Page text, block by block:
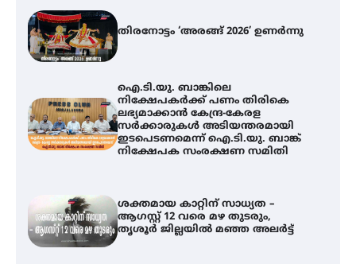
തിരനോട്ടം ‘അരങ്ങ് 2026’ ഉണർന്നു
ഐ.ടി.യു. ബാങ്കിലെ
നിക്ഷേപകർക്ക് പണം തിരികെ
ലഭ്യമാക്കാൻ കേന്ദ്ര-കേരള
സർക്കാരുകൾ അടിയന്തരമായി
ഇടപെടണമെന്ന് ഐ.ടി.യു. ബാങ്ക്
നിക്ഷേപക സംരക്ഷണ സമിതി
ശക്തമായ കാറ്റിന് സാധ്യത –
ആഗസ്റ്റ് 12 വരെ മഴ തുടരും,
തൃശൂർ ജില്ലയിൽ മഞ്ഞ അലർട്ട്